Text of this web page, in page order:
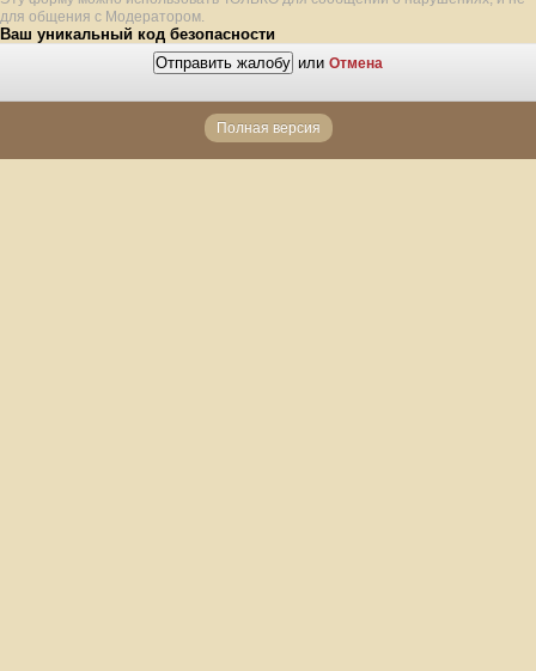
для общения с Модератором.
Ваш уникальный код безопасности
или Отмена
Полная версия